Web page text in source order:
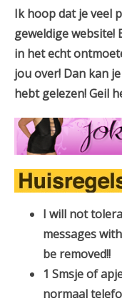
Ik hoop dat je veel
geweldige website!
in het echt
jou over! Dan kan
hebt gelezen! Geil
I will not
messages
be removed!!
1 Smsje of
normaal